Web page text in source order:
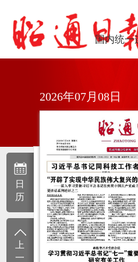
国内统一
日
历
上
一
2026年07月08日